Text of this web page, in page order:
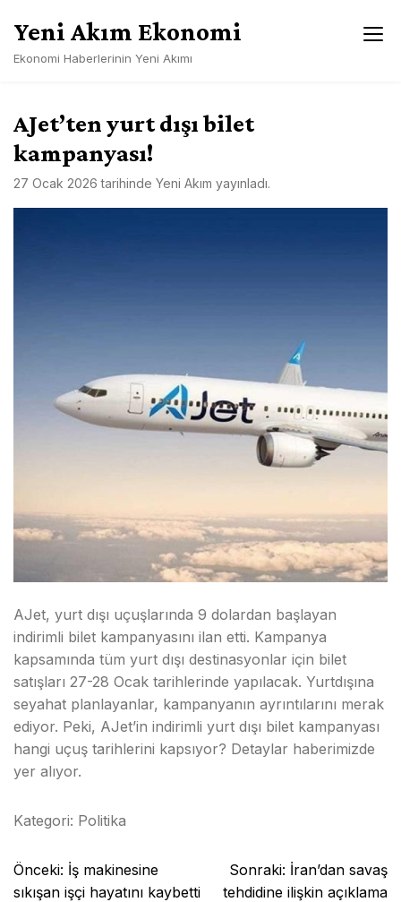
content
Yeni Akım Ekonomi
Ekonomi Haberlerinin Yeni Akımı
AJet’ten yurt dışı bilet
kampanyası!
27 Ocak 2026 tarihinde Yeni Akım yayınladı.
AJet, yurt dışı uçuşlarında 9 dolardan başlayan
indirimli bilet kampanyasını ilan etti. Kampanya
kapsamında tüm yurt dışı destinasyonlar için bilet
satışları 27-28 Ocak tarihlerinde yapılacak. Yurtdışına
seyahat planlayanlar, kampanyanın ayrıntılarını merak
ediyor. Peki, AJet’in indirimli yurt dışı bilet kampanyası
hangi uçuş tarihlerini kapsıyor? Detaylar haberimizde
yer alıyor.
Kategori: Politika
Yazı
gezinmesi
Önceki: İş makinesine
sıkışan işçi hayatını kaybetti
Sonraki: İran’dan savaş
tehdidine ilişkin açıklama